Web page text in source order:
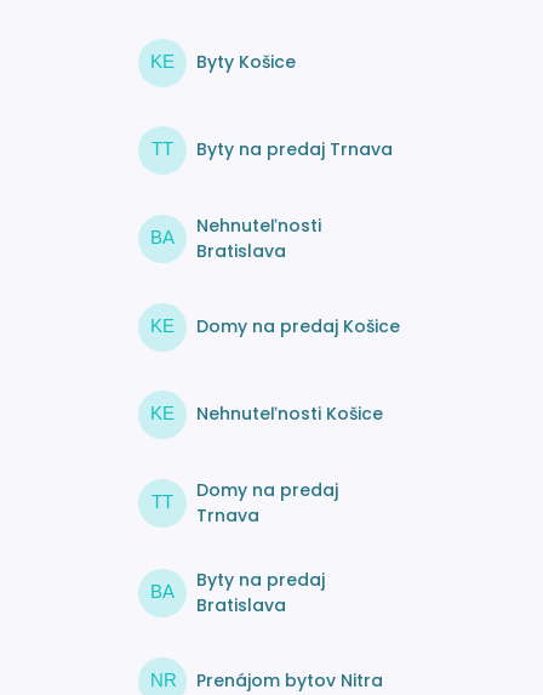
KE Byty Košice
TT Byty na predaj Trnava
BA
Nehnuteľnosti
Bratislava
KE Domy na predaj Košice
KE Nehnuteľnosti Košice
TT
Domy na predaj
Trnava
BA
Byty na predaj
Bratislava
NR Prenájom bytov Nitra